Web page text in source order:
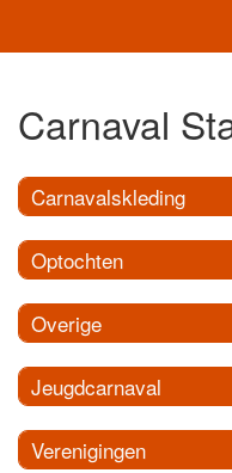
Carnaval
Carnavalskleding
Optochten
Overige
Jeugdcarnaval
Verenigingen